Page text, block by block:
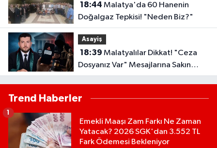
18:44
Doğalgaz Tepkisi! "Neden Biz?"
Asayiş
18:39
Dosyanız Var" Mesajlarına Sakın
Kanmayın
Trend Haberler
Emekli Maaşı Zam Farkı Ne Zaman
Yatacak? 2026 SGK'dan 3.552 TL
Fark Ödemesi Bekleniyor
1